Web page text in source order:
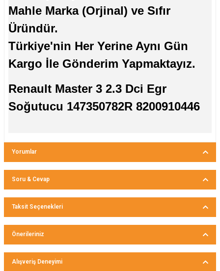
Mahle Marka (Orjinal) ve Sıfır
Üründür.
Türkiye'nin Her Yerine Aynı Gün
Kargo İle Gönderim Yapmaktayız.
Renault Master 3 2.3 Dci Egr
Soğutucu 147350782R 8200910446
Yorumlar
Bu ürüne ilk yorumu siz yapın!
Soru & Cevap
Ürün hakkında henüz soru sorulmamış.
Taksit Seçenekleri
Önerileriniz
Bu ürünün fiyat bilgisi, resim, ürün açıklamalarında ve diğer
konularda yetersiz gördüğünüz noktaları öneri formunu
Alışveriş Deneyimi